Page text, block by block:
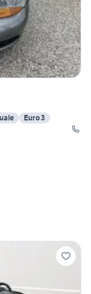
Euro 3